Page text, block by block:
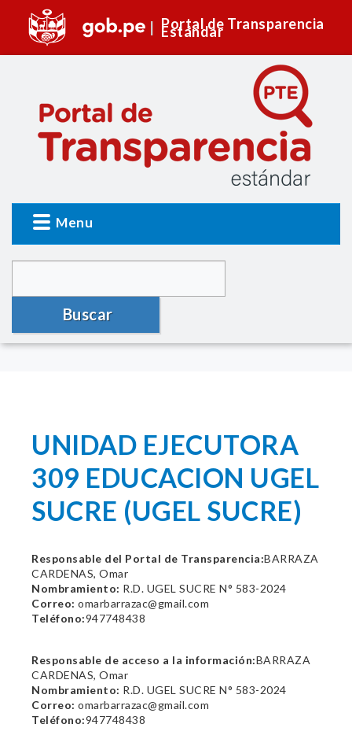
Portal de Transparencia
Estándar
Menu
Buscar
UNIDAD EJECUTORA
309 EDUCACION UGEL
SUCRE (UGEL SUCRE)
Responsable del Portal de Transparencia:BARRAZA
CARDENAS, Omar
Nombramiento: R.D. UGEL SUCRE N° 583-2024
Correo: omarbarrazac@gmail.com
Teléfono:947748438
Responsable de acceso a la información:BARRAZA
CARDENAS, Omar
Nombramiento: R.D. UGEL SUCRE N° 583-2024
Correo: omarbarrazac@gmail.com
Teléfono:947748438